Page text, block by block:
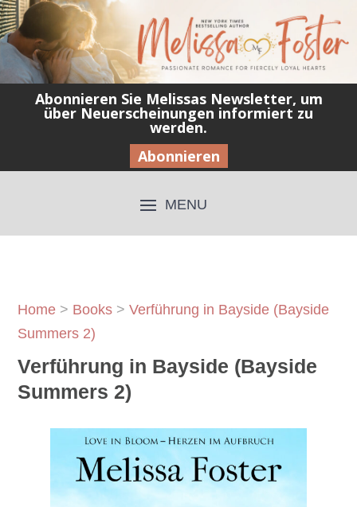
Abonnieren Sie Melissas Newsletter, um
über Neuerscheinungen informiert zu
werden.
Abonnieren
Home > Books >Verführung in Bayside (Bayside
Summers 2)
Verführung in Bayside (Bayside
Summers 2)